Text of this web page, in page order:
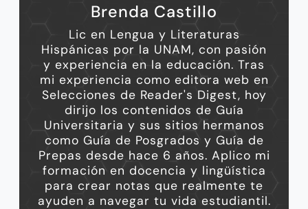
Brenda Castillo
Lic en Lengua y Literaturas
Hispánicas por la UNAM, con pasión
y experiencia en la educación. Tras
mi experiencia como editora web en
Selecciones de Reader's Digest, hoy
dirijo los contenidos de Guía
Universitaria y sus sitios hermanos
como Guía de Posgrados y Guía de
Prepas desde hace 6 años. Aplico mi
formación en docencia y lingüística
para crear notas que realmente te
ayuden a navegar tu vida estudiantil.